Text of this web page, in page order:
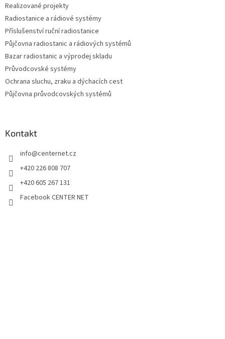
Realizované projekty
Radiostanice a rádiové systémy
Příslušenství ruční radiostanice
Půjčovna radiostanic a rádiových systémů
Bazar radiostanic a výprodej skladu
Průvodcovské systémy
Ochrana sluchu, zraku a dýchacích cest
Půjčovna průvodcovských systémů
Kontakt
info@centernet.cz
+420 226 808 707
+420 605 267 131
Facebook CENTER NET